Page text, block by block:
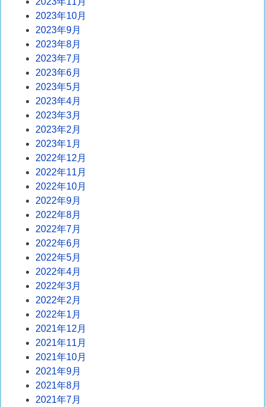
2023年10月
2023年9月
2023年8月
2023年7月
2023年6月
2023年5月
2023年4月
2023年3月
2023年2月
2023年1月
2022年12月
2022年11月
2022年10月
2022年9月
2022年8月
2022年7月
2022年6月
2022年5月
2022年4月
2022年3月
2022年2月
2022年1月
2021年12月
2021年11月
2021年10月
2021年9月
2021年8月
2021年7月